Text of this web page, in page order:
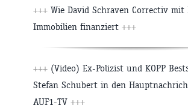
+++ Wie David Schraven Correctiv mit
Immobilien finanziert +++
+++ (Video) Ex-Polizist und KOPP
Stefan Schubert in den
AUF1-TV +++